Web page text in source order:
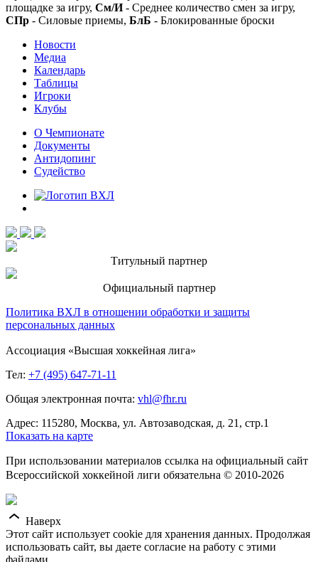
площадке за игру, См/И- Среднее количество смен за игру,
СПр - Силовые приемы, БлБ - Блокированные броски
Новости
Медиа
Календарь
Таблицы
Игроки
Клубы
О Чемпионате
Документы
Антидопинг
Судейство
Титульный партнер
Официальный партнер
Политика ВХЛ в отношении обработки и защиты
персональных данных
Ассоциация «Высшая хоккейная лига»
Тел: +7 (495) 647-71-11
Общая электронная почта: vhl@fhr.ru
Адрес: 115280, Москва, ул. Автозаводская, д. 21, стр.1
Показать на карте
При использовании материалов ссылка на официальный сайт
Всероссийской хоккейной лиги обязательна © 2010-2026
Наверх
Этот сайт использует cookie для хранения данных. Продолжая
использовать сайт, вы даете согласие на работу с этими